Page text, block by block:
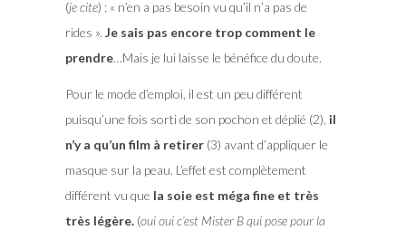
(je cite) : « n’en a pas besoin vu qu’il n’a pas de
rides ». Je sais pas encore trop comment le
prendre…Mais je lui laisse le bénéfice du doute.
Pour le mode d’emploi, il est un peu différent
puisqu’une fois sorti de son pochon et déplié (2), il
n’y a qu’un film à retirer(3) avant d’appliquer le
masque sur la peau. L’effet est complètement
différent vu que la soie est méga fine et très
très légère.(oui oui c’est Mister B qui pose pour la